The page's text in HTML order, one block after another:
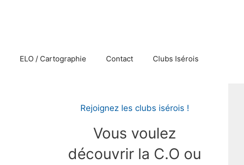
ELO / Cartographie Contact Clubs Isérois
Rejoignez les clubs isérois !
Vous voulez
découvrir la C.O ou